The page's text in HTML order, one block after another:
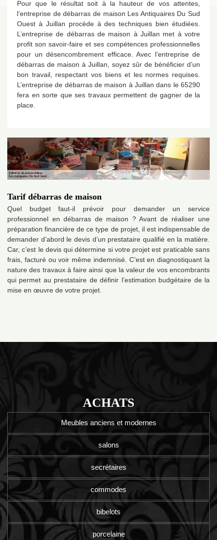
Pour que le résultat soit à la hauteur de vos attentes,
l’entreprise de débarras de maison Les Antiquaires Du Sud
Ouest à Juillan procède à des techniques bien étudiées.
L’entreprise de débarras de maison à Juillan met à votre
profit son savoir-faire et ses compétences professionnelles
pour un désencombrement efficace. Avec l’entreprise de
débarras de maison à Juillan, soyez sûr de bénéficier d’un
bon travail, respectant vos biens et les normes requises.
L’entreprise de débarras de maison à Juillan dans le 65290
fera en sorte que ses travaux permettent de gagner de la
place.
Tarif débarras de maison
Quel budget faut-il prévoir pour demander un service
professionnel en débarras de maison ? Avant de réaliser une
préparation financière de ce type de projet, il est indispensable de
demander d’abord le devis d’un prestataire qualifié en la matière.
Car, c’est le devis qui détermine si votre projet est praticable sans
frais, facturé ou voir même indemnisé. C’est en diagnostiquant la
nature des travaux à faire ainsi que la valeur de vos encombrants
qui permet au prestataire de définir l’estimation budgétaire de la
mise en œuvre de votre projet.
ACHATS
Meubles anciens et modernes
salons
secrétaires
commodes
bibelots
porcelaine